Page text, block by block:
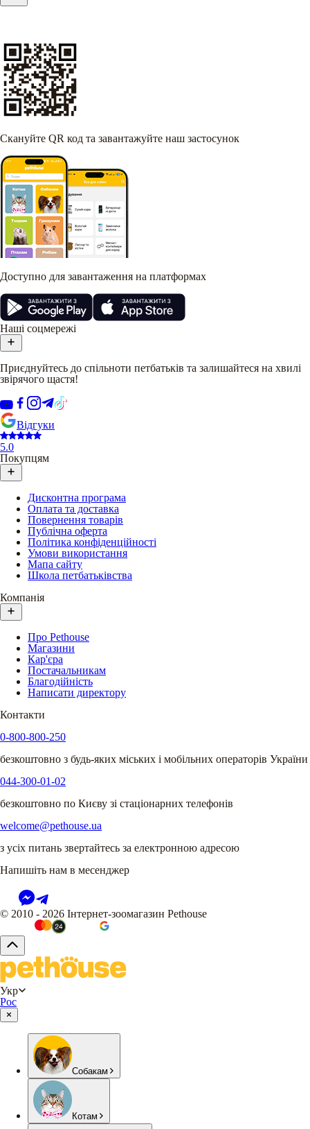
Скануйте QR код та завантажуйте наш застосунок
Доступно для завантаження на платформах
Наші соцмережі
Приєднуйтесь до спільноти петбатьків та залишайтеся на хвилі
звірячого щастя!
Відгуки
5.0
Покупцям
Дисконтна програма
Оплата та доставка
Повернення товарів
Публічна оферта
Політика конфіденційності
Умови використання
Мапа сайту
Школа петбатьківства
Компанія
Про Pethouse
Магазини
Кар'єра
Постачальникам
Благодійність
Написати директору
Контакти
0-800-800-250
безкоштовно з будь-яких міських і мобільних операторів України
044-300-01-02
безкоштовно по Києву зі стаціонарних телефонів
welcome@pethouse.ua
з усіх питань звертайтесь за електронною адресою
Напишіть нам в месенджер
© 2010 - 2026 Інтернет-зоомагазин Pethouse
Укр
Рос
Собакам
Котам